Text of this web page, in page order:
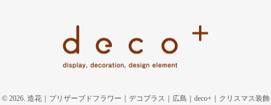
© 2026. 造花｜プリザーブドフラワー｜デコプラス｜広島｜deco+｜クリスマス装飾